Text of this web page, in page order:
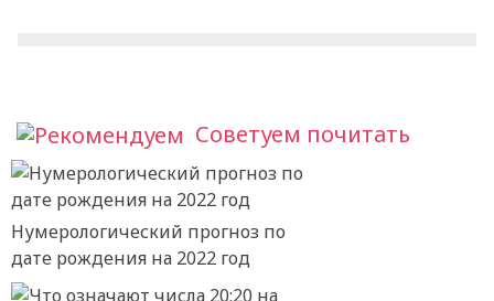
Советуем почитать
Нумерологический прогноз по
дате рождения на 2022 год